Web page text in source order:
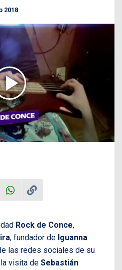
2018
Rock de Conce,
, fundador de Iguanna
las redes sociales de su
visita de Sebastián